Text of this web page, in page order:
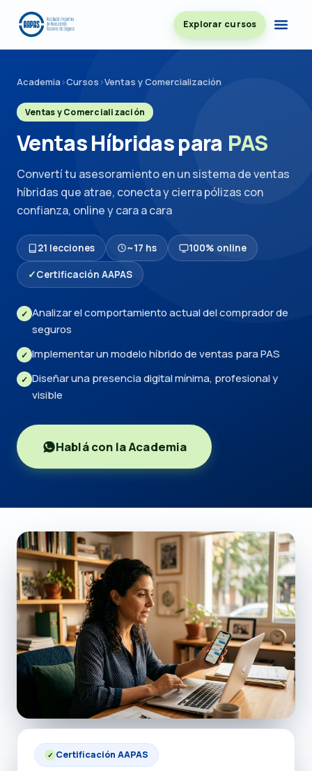
Explorar cursos
Academia›Cursos ›Ventas y Comercialización
Ventas y Comercialización
Ventas Híbridas para PAS
Convertí tu asesoramiento en un sistema de ventas
híbridas que atrae, conecta y cierra pólizas con
confianza, online y cara a cara
21 lecciones ~17 hs 100% online
✓Certificación AAPAS
✓ Analizar el comportamiento actual del comprador de
seguros
✓ Implementar un modelo híbrido de ventas para PAS
✓ Diseñar una presencia digital mínima, profesional y
visible
Hablá con la Academia
✓ Certificación AAPAS